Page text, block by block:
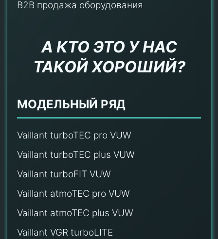
B2B продажа оборудования
А КТО ЭТО У НАС
ТАКОЙ ХОРОШИЙ?
МОДЕЛЬНЫЙ РЯД
Vaillant turboTEC pro VUW
Vaillant turboTEC plus VUW
Vaillant turboFIT VUW
Vaillant atmoTEC pro VUW
Vaillant atmoTEC plus VUW
Vaillant VGR turboLITE